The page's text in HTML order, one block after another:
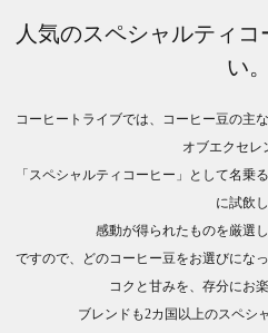
人気のスペシャルティ
い。
コーヒートライブでは、コーヒー豆の主
オブエクセレ
「スペシャルティコーヒー」として名乗
に試飲し
感動が得られたものを厳選
ですので、どのコーヒー豆をお選びにな
コクと甘みを、存分にお
ブレンドも2カ国以上のスペシ